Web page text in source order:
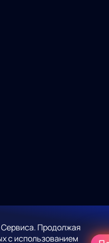
Продолжая
с использованием